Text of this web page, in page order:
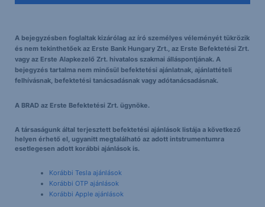
A bejegyzésben foglaltak kizárólag az író személyes véleményét tükrözik
és nem tekinthetőek az Erste Bank Hungary Zrt., az Erste Befektetési Zrt.
vagy az Erste Alapkezelő Zrt. hivatalos szakmai álláspontjának. A
bejegyzés tartalma nem minősül befektetési ajánlatnak, ajánlattételi
felhívásnak, befektetési tanácsadásnak vagy adótanácsadásnak.
A BRAD az Erste Befektetési Zrt. ügynöke.
A társaságunk által terjesztett befektetési ajánlások listája a következő
helyen érhető el, ugyanitt megtalálható az adott intstrumentumra
esetlegesen adott korábbi ajánlások is.
Korábbi Tesla ajánlások
Korábbi OTP ajánlások
Korábbi Apple ajánlások